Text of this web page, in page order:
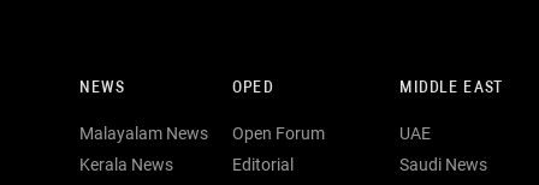
NEWS
Malayalam News
Kerala News
OPED
Open Forum
Editorial
MIDDLE EAST
UAE
Saudi News